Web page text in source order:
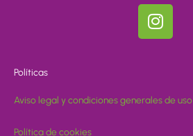
e
b
I
n
g
Políticas
Aviso legal y condiciones generales de uso
Política de cookies